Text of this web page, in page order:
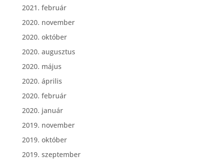
2021. február
2020. november
2020. október
2020. augusztus
2020. május
2020. április
2020. február
2020. január
2019. november
2019. október
2019. szeptember